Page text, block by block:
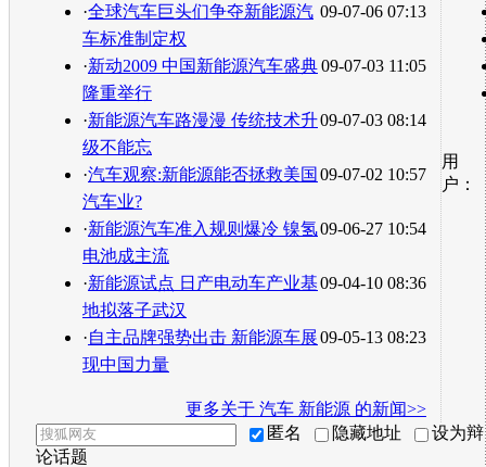
09-07-06 07:13
·全球汽车巨头们争夺新能源汽
车标准制定权
09-07-03 11:05
·新动2009 中国新能源汽车盛典
隆重举行
09-07-03 08:14
·新能源汽车路漫漫 传统技术升
级不能忘
09-07-02 10:57
·汽车观察:新能源能否拯救美国
汽车业?
09-06-27 10:54
·新能源汽车准入规则爆冷 镍氢
电池成主流
09-04-10 08:36
·新能源试点 日产电动车产业基
地拟落子武汉
09-05-13 08:23
·自主品牌强势出击 新能源车展
现中国力量
更多关于 汽车 新能源 的新闻>>
用
户：
匿名 隐藏地址
设为辩
论话题